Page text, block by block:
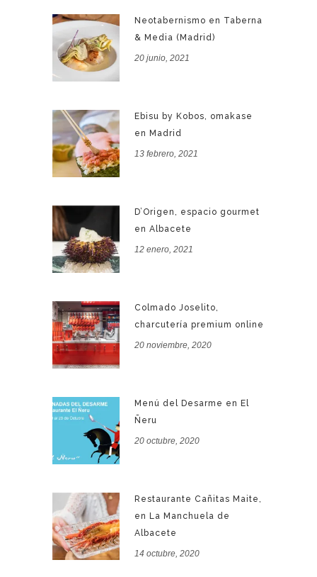
Neotabernismo en Taberna
& Media (Madrid)
20 junio, 2021
Ebisu by Kobos, omakase
en Madrid
13 febrero, 2021
D’Origen, espacio gourmet
en Albacete
12 enero, 2021
Colmado Joselito,
charcutería premium online
20 noviembre, 2020
Menú del Desarme en El
Ñeru
20 octubre, 2020
Restaurante Cañitas Maite,
en La Manchuela de
Albacete
14 octubre, 2020